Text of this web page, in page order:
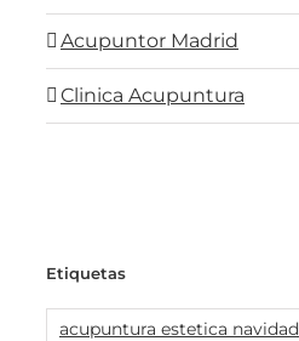
Acupuntor Madrid
Clinica Acupuntura
Etiquetas
acupuntura estetica navidad